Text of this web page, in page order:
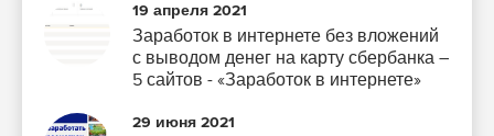
19 апреля 2021
Заработок в интернете без вложений
с выводом денег на карту сбербанка –
5 сайтов - «Заработок в интернете»
29 июня 2021